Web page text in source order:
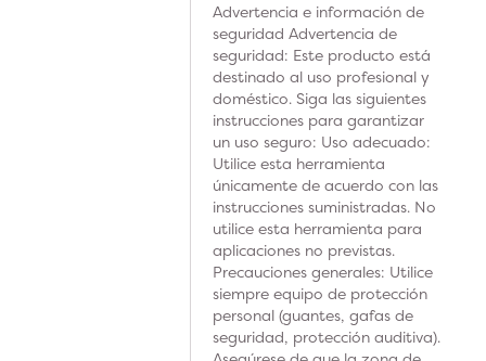
Advertencia e información de
seguridad Advertencia de
seguridad: Este producto está
destinado al uso profesional y
doméstico. Siga las siguientes
instrucciones para garantizar
un uso seguro: Uso adecuado:
Utilice esta herramienta
únicamente de acuerdo con las
instrucciones suministradas. No
utilice esta herramienta para
aplicaciones no previstas.
Precauciones generales: Utilice
siempre equipo de protección
personal (guantes, gafas de
seguridad, protección auditiva).